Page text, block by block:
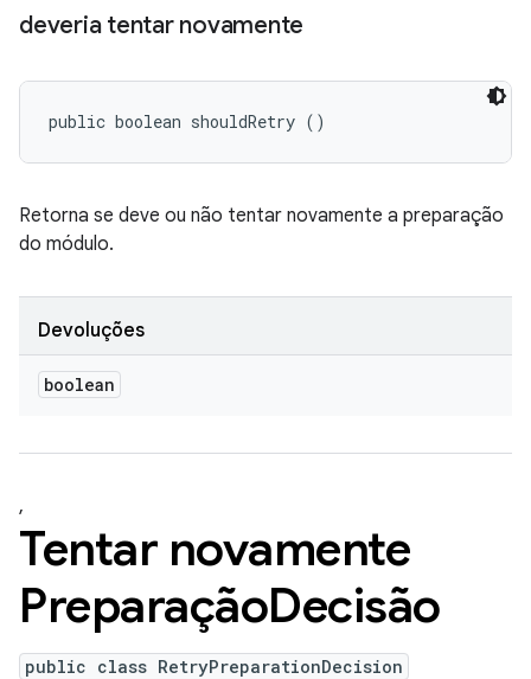
deveria tentar novamente
public boolean shouldRetry ()
Retorna se deve ou não tentar novamente a preparação
do módulo.
Devoluções
boolean
,
Tentar novamente
PreparaçãoDecisão
public class RetryPreparationDecision